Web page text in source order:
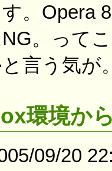
す。Opera
。って
言う気が
環境か
09/20